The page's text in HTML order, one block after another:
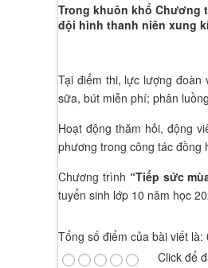
Trong khuôn khổ Chương
đội hình thanh niên xung
Tại điểm thi, lực lượng
sữa, bút miễn phí; phân
Hoạt động thăm hỏi, động
phương trong công tác đồng
Chương trình “Tiếp sức
tuyển sinh lớp 10 năm học
Tổng số điểm của bài viết
Click để